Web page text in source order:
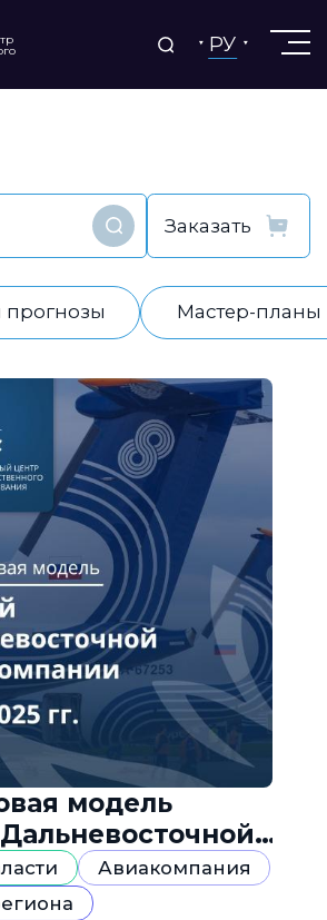
РУ
Найти
прогнозы Мастер-планы
модель
Авиакомпания